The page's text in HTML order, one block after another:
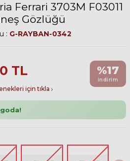
Ferrari 3703M F03011
Gözlüğü
: G-RAYBAN-0342
TL
için tıkla
%17
indirim